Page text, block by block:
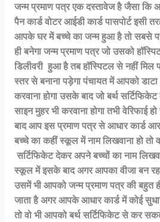
जन्म प्रमाण पत्र एक दस्तावेज है जैसा कि
पैन कार्ड वोटर आईडी कार्ड पासपोर्ट इसी
आपके घर में बच्चे का जन्म हुआ है तो सबसे
ही बनेगा जन्म प्रमाण पत्र जो उसको
डिलीवरी हुआ है तब हॉस्पिटल से नहीं मिल
स्तर से बनाना पड़ेगा पंचायत में आपको
करवाना होगा उसके बाद जो बर्थ
साइन मुहर भी करवाना होगा तभी वेरिफाई
बाद आप इस प्रमाण पत्र से आधार कार्ड
बच्चे का कहीं स्कूल में नाम लिखवाना हो तो
सर्टिफिकेट देकर अपने बच्चों का नाम
स्कूल में इसके बाद अगर आपका वीजा बन रहा
उसमें भी आपको जन्म प्रमाण पत्र की बहुत
जाता है अगर आपके आधार कार्ड में कोई
तो वो भी आपको बर्थ सर्टिफिकेट से कर